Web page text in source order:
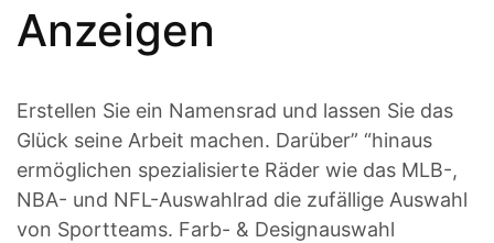
Anzeigen
Erstellen Sie ein Namensrad und lassen Sie das
Glück seine Arbeit machen. Darüber” “hinaus
ermöglichen spezialisierte Räder wie das MLB-,
NBA- und NFL-Auswahlrad die zufällige Auswahl
von Sportteams. Farb- & Designauswahl